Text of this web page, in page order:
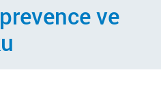
ve